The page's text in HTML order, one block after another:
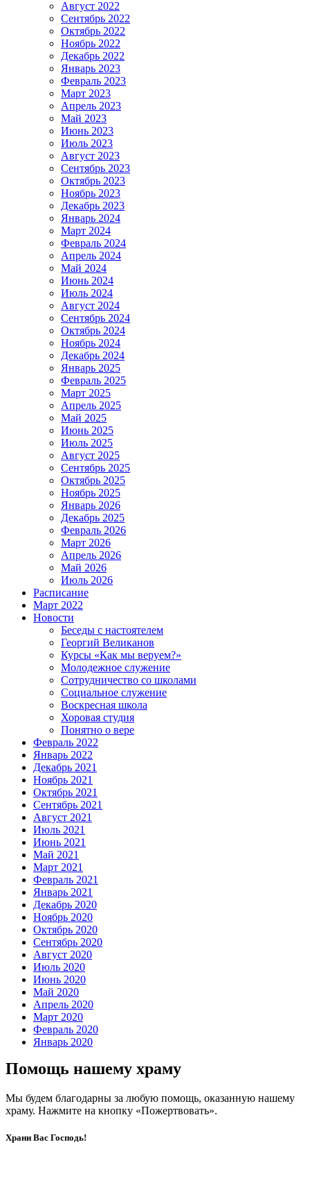
Август 2022
Сентябрь 2022
Октябрь 2022
Ноябрь 2022
Декабрь 2022
Январь 2023
Февраль 2023
Март 2023
Апрель 2023
Май 2023
Июнь 2023
Июль 2023
Август 2023
Сентябрь 2023
Октябрь 2023
Ноябрь 2023
Декабрь 2023
Январь 2024
Март 2024
Февраль 2024
Апрель 2024
Май 2024
Июнь 2024
Июль 2024
Август 2024
Сентябрь 2024
Октябрь 2024
Ноябрь 2024
Декабрь 2024
Январь 2025
Февраль 2025
Март 2025
Апрель 2025
Май 2025
Июнь 2025
Июль 2025
Август 2025
Сентябрь 2025
Октябрь 2025
Ноябрь 2025
Январь 2026
Декабрь 2025
Февраль 2026
Март 2026
Апрель 2026
Май 2026
Июль 2026
Расписание
Март 2022
Новости
Беседы с настоятелем
Георгий Великанов
Курсы «Как мы веруем?»
Молодежное служение
Сотрудничество со школами
Социальное служение
Воскресная школа
Хоровая студия
Понятно о вере
Февраль 2022
Январь 2022
Декабрь 2021
Ноябрь 2021
Октябрь 2021
Сентябрь 2021
Август 2021
Июль 2021
Июнь 2021
Май 2021
Март 2021
Февраль 2021
Январь 2021
Декабрь 2020
Ноябрь 2020
Октябрь 2020
Сентябрь 2020
Август 2020
Июль 2020
Июнь 2020
Май 2020
Апрель 2020
Март 2020
Февраль 2020
Январь 2020
Помощь нашему храму
Мы будем благодарны за любую помощь, оказанную нашему
храму. Нажмите на кнопку «Пожертвовать».
Храни Вас Господь!